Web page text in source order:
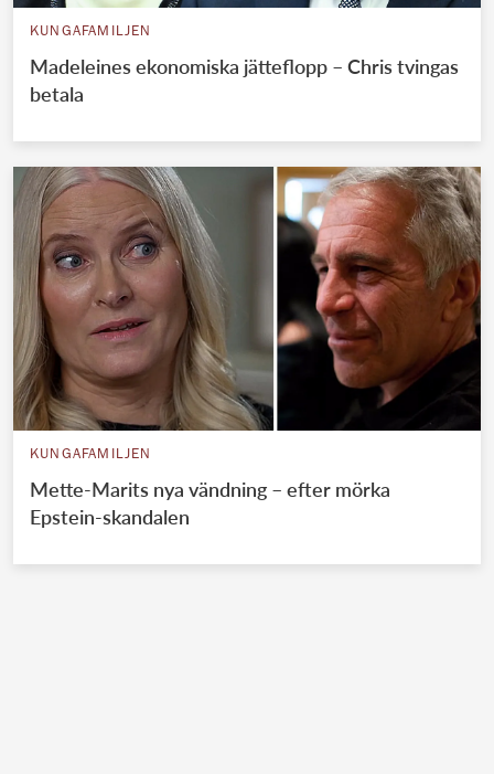
KUNGAFAMILJEN
Madeleines ekonomiska jätteflopp – Chris tvingas
betala
KUNGAFAMILJEN
Mette-Marits nya vändning – efter mörka
Epstein-skandalen